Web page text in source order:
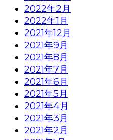
2022年2月
2022年1月
2021年12月
2021年9月
2021年8月
2021年7月
2021年6月
2021年5月
2021年4月
2021年3月
2021年2月